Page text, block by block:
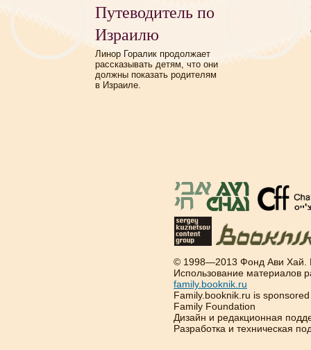
Путеводитель по
Израилю
Линор Горалик продолжает
рассказывать детям, что они
должны показать родителям
в Израиле.
© 1998—2013 Фонд Ави Хай.
Использование материалов
family.booknik.ru
Family.booknik.ru is
Family Foundation
Дизайн и редакционная
Разработка и техническая